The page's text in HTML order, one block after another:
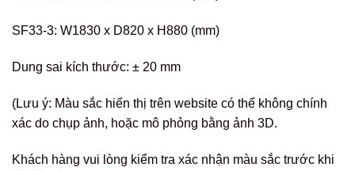
SF33-3: W1830 x D820 x H880 (mm)
Dung sai kích thước: ± 20 mm
(Lưu ý: Màu sắc hiển thị trên website có thể không chính
xác do chụp ảnh, hoặc mô phỏng bằng ảnh 3D.
Khách hàng vui lòng kiểm tra xác nhận màu sắc trước khi